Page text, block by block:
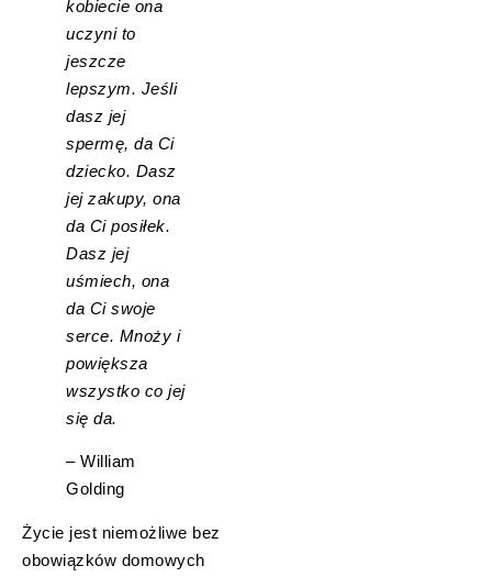
kobiecie ona
uczyni to
jeszcze
lepszym. Jeśli
dasz jej
spermę, da Ci
dziecko. Dasz
jej zakupy, ona
da Ci posiłek.
Dasz jej
uśmiech, ona
da Ci swoje
serce. Mnoży i
powiększa
wszystko co jej
się da.
– William
Golding
Życie jest niemożliwe bez
obowiązków domowych